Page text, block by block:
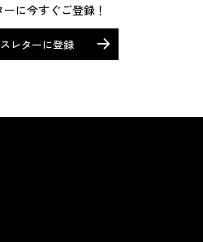
に今すぐご登録！
レターに登録